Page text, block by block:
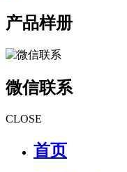
产品样册
微信联系
CLOSE
首页